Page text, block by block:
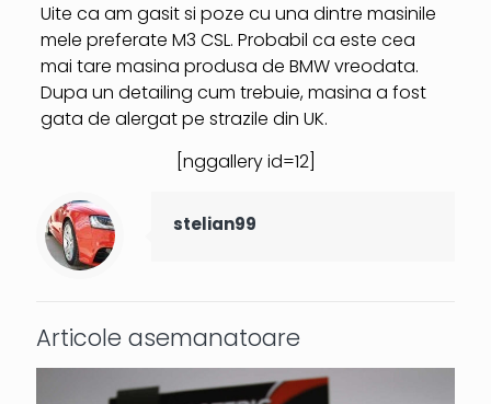
Uite ca am gasit si poze cu una dintre masinile
mele preferate M3 CSL. Probabil ca este cea
mai tare masina produsa de BMW vreodata.
Dupa un detailing cum trebuie, masina a fost
gata de alergat pe strazile din UK.
[nggallery id=12]
stelian99
Articole asemanatoare